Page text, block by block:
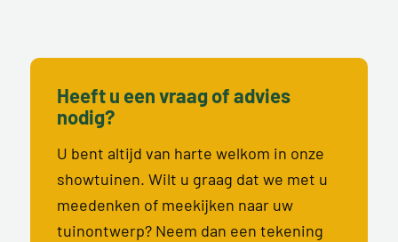
Heeft u een vraag of advies
nodig?
U bent altijd van harte welkom in onze
showtuinen. Wilt u graag dat we met u
meedenken of meekijken naar uw
tuinontwerp? Neem dan een tekening